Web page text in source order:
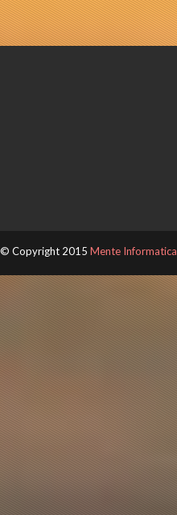
© Copyright 2015 Mente Informatica